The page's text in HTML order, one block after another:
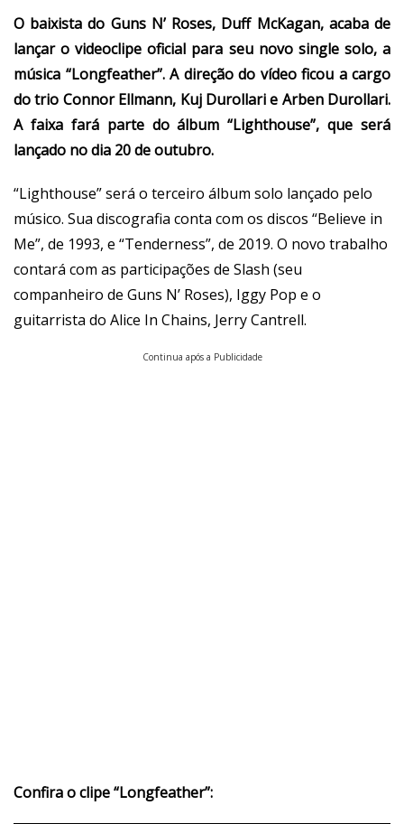
O baixista do Guns N’ Roses, Duff McKagan, acaba de
lançar o videoclipe oficial para seu novo single solo, a
música “Longfeather”. A direção do vídeo ficou a cargo
do trio Connor Ellmann, Kuj Durollari e Arben Durollari.
A faixa fará parte do álbum “Lighthouse”, que será
lançado no dia 20 de outubro.
“Lighthouse” será o terceiro álbum solo lançado pelo
músico. Sua discografia conta com os discos “Believe in
Me”, de 1993, e “Tenderness”, de 2019. O novo trabalho
contará com as participações de Slash (seu
companheiro de Guns N’ Roses), Iggy Pop e o
guitarrista do Alice In Chains, Jerry Cantrell.
Continua após a Publicidade
Confira o clipe “Longfeather”: